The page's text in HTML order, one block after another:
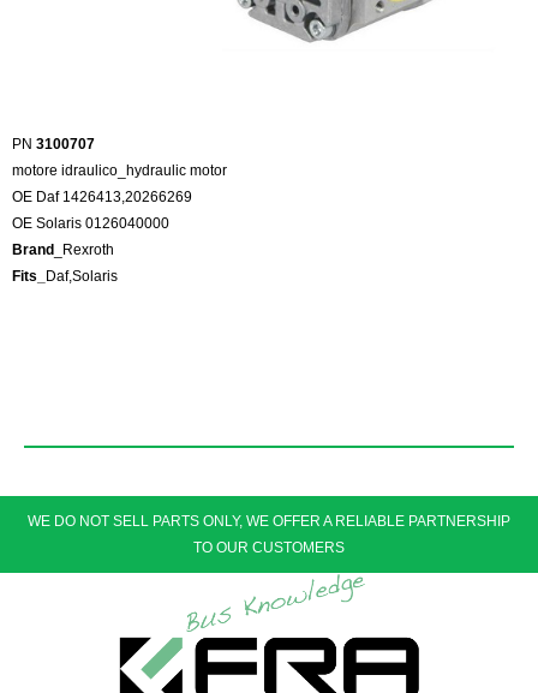
PN 3100707
motore idraulico_hydraulic motor
OE Daf 1426413,20266269
OE Solaris 0126040000
Brand
_Rexroth
Fits_
Daf,Solaris
WE DO NOT SELL PARTS ONLY, WE OFFER A RELIABLE PARTNERSHIP
TO OUR CUSTOMERS